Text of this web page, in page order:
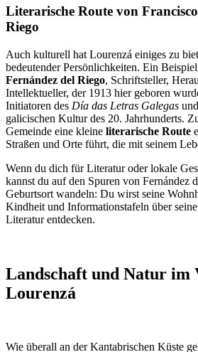
Literarische Route von
Riego
Auch kulturell hat Lourenzá einiges zu
bedeutender Persönlichkeiten. Ein
Fernández del Riego, Schriftsteller,
Intellektueller, der 1913 hier geboren
Initiatoren des Día das Letras Galegas
galicischen Kultur des 20. Jahrhunderts.
Gemeinde eine kleine literarische Route
Straßen und Orte führt, die mit seinem
Wenn du dich für Literatur oder lokale
kannst du auf den Spuren von Fernández
Geburtsort wandeln: Du wirst seine
Kindheit und Informationstafeln über
Literatur entdecken.
Landschaft und Natur im
Lourenzá
Wie überall an der Kantabrischen Küste